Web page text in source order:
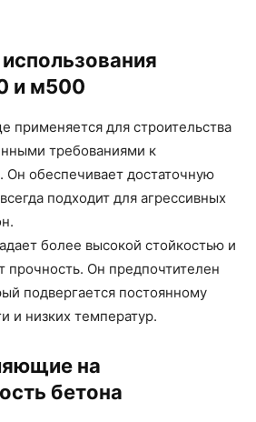
и м500
применяется для строительства
требованиями к
Он обеспечивает достаточную
подходит для агрессивных
более высокой стойкостью и
прочность. Он предпочтителен
подвергается постоянному
и низких температур.
на
бетона